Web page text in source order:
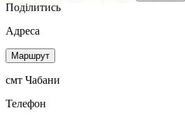
Поділитись
Адреса
Маршрут
смт Чабани
Телефон